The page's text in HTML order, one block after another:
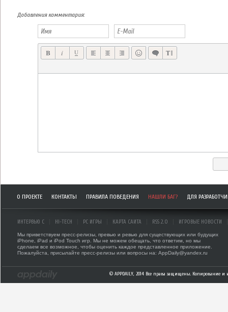
Добавления комментария:
О ПРОЕКТЕ КОНТАКТЫ ПРАВИЛА ПОВЕДЕНИЯ НАШЛИ БАГ? ДЛЯ
ИНТЕРВЬЮ С HI-TECH PC ИГРЫ КАРТА САЙТА RSS 2.0 ИГРОВЫЕ НОВОСТИ
Мы приветствуем пресс-релизы, превью и ревью для существующих или будущих
iPhone, iPad и iPod Touch игр. Мы не можем обещать, что ответим, но мы
сделаем все возможное, чтобы оценить каждое представленное приложение.
Пожалуйста, присылайте пресс-релизы или вопросы на: AppDaily@yandex.ru
© APPDAILY, 2014 Все права защищены. Копирование и